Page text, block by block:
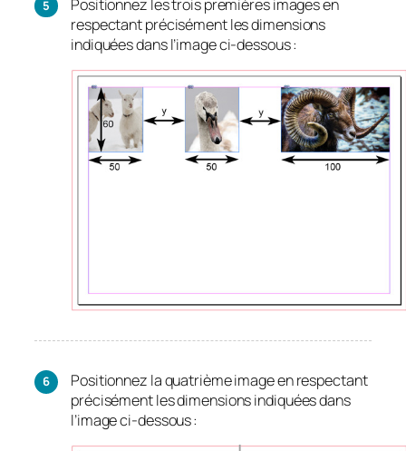
Positionnez les trois premières images en
respectant précisément les dimensions
indiquées dans l’image ci-dessous :
Positionnez la quatrième image en respectant
précisément les dimensions indiquées dans
l’image ci-dessous :